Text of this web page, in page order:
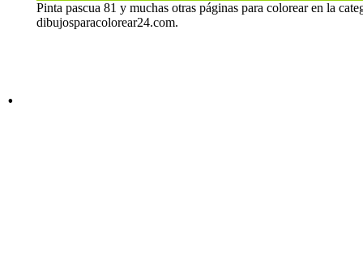
Pinta pascua 81 y muchas otras páginas para colorear en la
dibujosparacolorear24.com.
.